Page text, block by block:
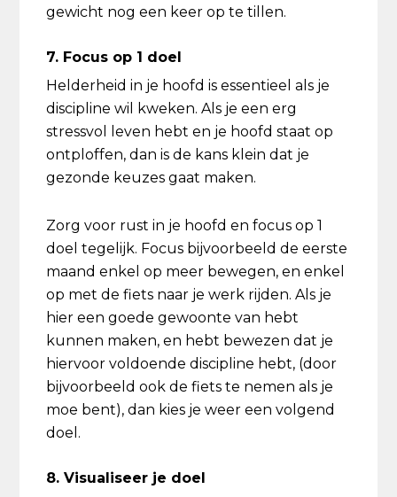
gewicht nog een keer op te tillen.
7. Focus op 1 doel
Helderheid in je hoofd is essentieel als je
discipline wil kweken. Als je een erg
stressvol leven hebt en je hoofd staat op
ontploffen, dan is de kans klein dat je
gezonde keuzes gaat maken.
Zorg voor rust in je hoofd en focus op 1
doel tegelijk. Focus bijvoorbeeld de eerste
maand enkel op meer bewegen, en enkel
op met de fiets naar je werk rijden. Als je
hier een goede gewoonte van hebt
kunnen maken, en hebt bewezen dat je
hiervoor voldoende discipline hebt, (door
bijvoorbeeld ook de fiets te nemen als je
moe bent), dan kies je weer een volgend
doel.
8. Visualiseer je doel